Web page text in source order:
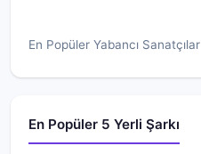
En Popüler Yabancı Sanatçılar
En Popüler 5 Yerli Şarkı